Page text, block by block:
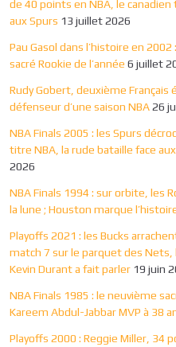
de 40 points en NBA, le
aux Spurs 13 juillet 2026
Pau Gasol dans l’histoire en
sacré Rookie de l’année 6 juillet
Rudy Gobert, deuxième Français
défenseur d’une saison NBA26
NBA Finals 2005 : les Spurs
titre NBA, la rude bataille face
2026
NBA Finals 1994 : sur orbite, les
la lune ; Houston marque
Playoffs 2021 : les Bucks
match 7 sur le parquet des Nets,
Kevin Durant a fait parler 19 juin
NBA Finals 1985 : le neuvième
Kareem Abdul-Jabbar MVP à 38
Playoffs 2000 : Reggie Miller, 34